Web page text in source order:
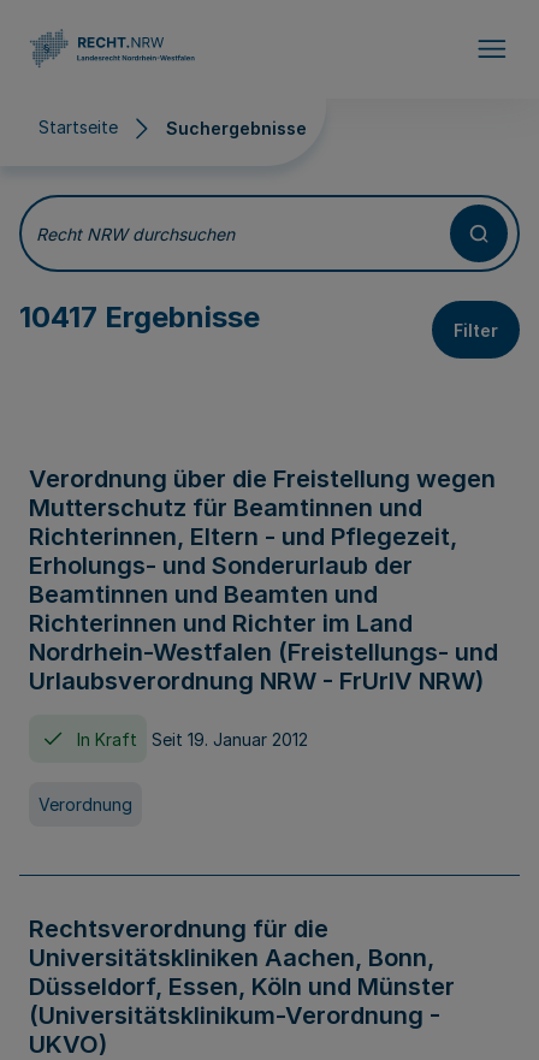
Startseite Suchergebnisse
Suchergebnisse
Recht NRW durchsuchen
10417 Ergebnisse Filter
Verordnung über die Freistellung wegen
Mutterschutz für Beamtinnen und
Richterinnen, Eltern - und Pflegezeit,
Erholungs- und Sonderurlaub der
Beamtinnen und Beamten und
Richterinnen und Richter im Land
Nordrhein-Westfalen (Freistellungs- und
Urlaubsverordnung NRW - FrUrlV NRW)
In Kraft Seit 19. Januar 2012
Verordnung
Rechtsverordnung für die
Universitätskliniken Aachen, Bonn,
Düsseldorf, Essen, Köln und Münster
(Universitätsklinikum-Verordnung -
UKVO)